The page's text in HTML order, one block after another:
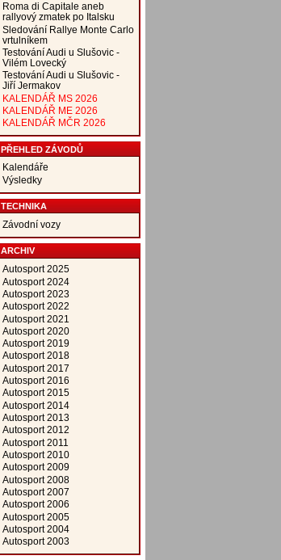
Roma di Capitale aneb
rallyový zmatek po Italsku
Sledování Rallye Monte Carlo
vrtulníkem
Testování Audi u Slušovic -
Vilém Lovecký
Testování Audi u Slušovic -
Jiří Jermakov
KALENDÁŘ MS 2026
KALENDÁŘ ME 2026
KALENDÁŘ MČR 2026
PŘEHLED ZÁVODŮ
Kalendáře
Výsledky
TECHNIKA
Závodní vozy
ARCHIV
Autosport 2025
Autosport 2024
Autosport 2023
Autosport 2022
Autosport 2021
Autosport 2020
Autosport 2019
Autosport 2018
Autosport 2017
Autosport 2016
Autosport 2015
Autosport 2014
Autosport 2013
Autosport 2012
Autosport 2011
Autosport 2010
Autosport 2009
Autosport 2008
Autosport 2007
Autosport 2006
Autosport 2005
Autosport 2004
Autosport 2003